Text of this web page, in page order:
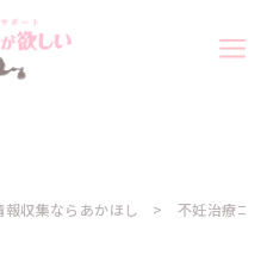
収集ならあかほし 不妊治療コ